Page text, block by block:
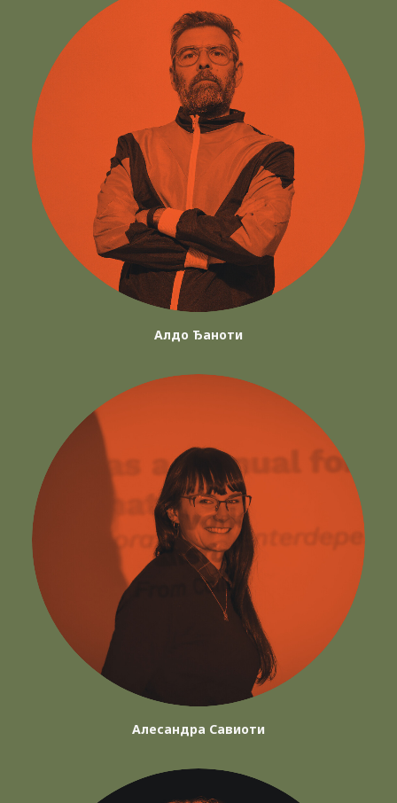
Алдо Ђаноти
Алесандра Савиоти